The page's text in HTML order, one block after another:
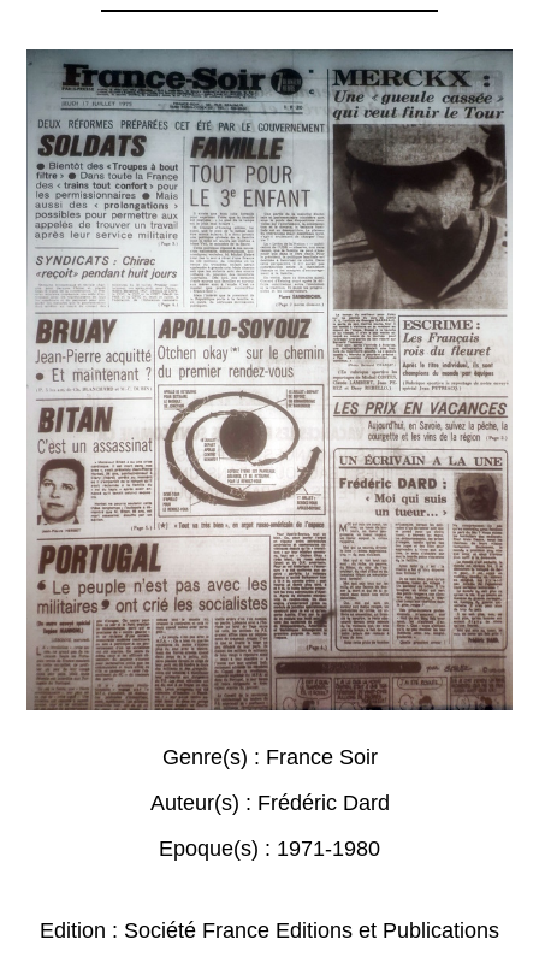
Genre(s) : France Soir
Auteur(s) : Frédéric Dard
Epoque(s) : 1971-1980
Edition : Société France Editions et Publications